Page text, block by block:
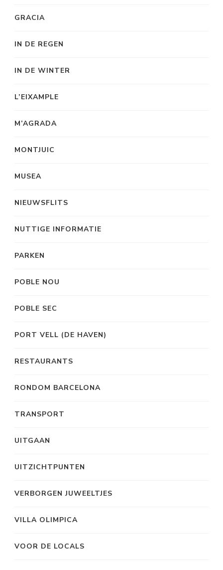
GRACIA
IN DE REGEN
IN DE WINTER
L’EIXAMPLE
M’AGRADA
MONTJUIC
MUSEA
NIEUWSFLITS
NUTTIGE INFORMATIE
PARKEN
POBLE NOU
POBLE SEC
PORT VELL (DE HAVEN)
RESTAURANTS
RONDOM BARCELONA
TRANSPORT
UITGAAN
UITZICHTPUNTEN
VERBORGEN JUWEELTJES
VILLA OLIMPICA
VOOR DE LOCALS